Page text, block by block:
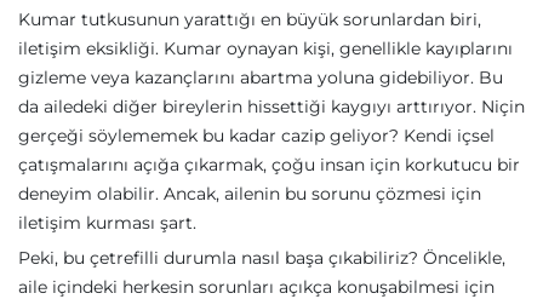
Kumar tutkusunun yarattığı en büyük sorunlardan biri,
iletişim eksikliği. Kumar oynayan kişi, genellikle kayıplarını
gizleme veya kazançlarını abartma yoluna gidebiliyor. Bu
da ailedeki diğer bireylerin hissettiği kaygıyı arttırıyor. Niçin
gerçeği söylememek bu kadar cazip geliyor? Kendi içsel
çatışmalarını açığa çıkarmak, çoğu insan için korkutucu bir
deneyim olabilir. Ancak, ailenin bu sorunu çözmesi için
iletişim kurması şart.
Peki, bu çetrefilli durumla nasıl başa çıkabiliriz? Öncelikle,
aile içindeki herkesin sorunları açıkça konuşabilmesi için